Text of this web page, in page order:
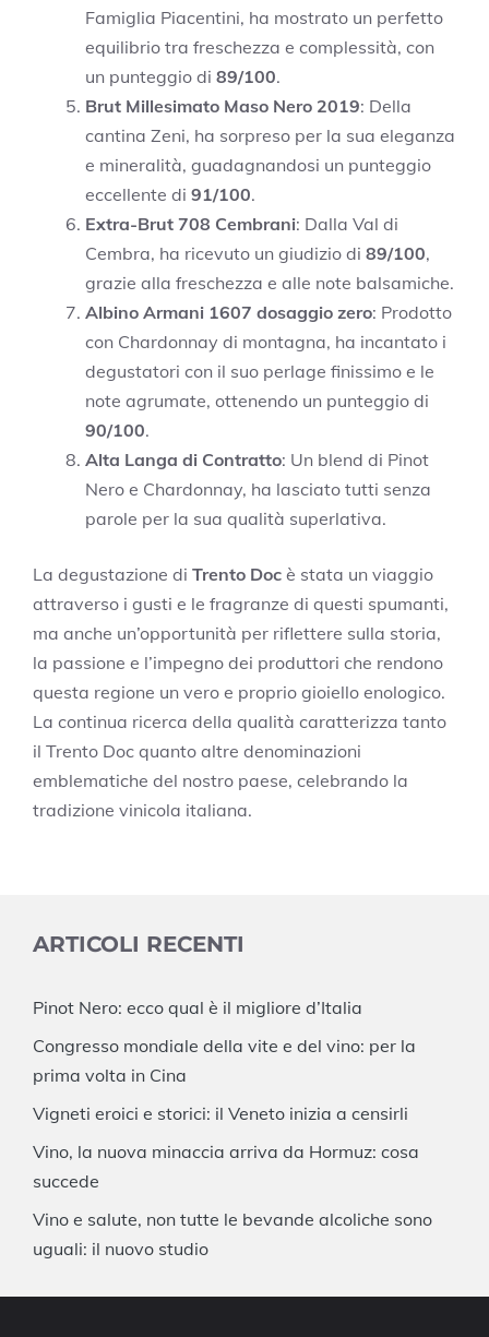
Famiglia Piacentini, ha mostrato un perfetto
equilibrio tra freschezza e complessità, con
un punteggio di 89/100.
Brut Millesimato Maso Nero 2019: Della
cantina Zeni, ha sorpreso per la sua eleganza
e mineralità, guadagnandosi un punteggio
eccellente di 91/100.
Extra-Brut 708 Cembrani: Dalla Val di
Cembra, ha ricevuto un giudizio di 89/100,
grazie alla freschezza e alle note balsamiche.
Albino Armani 1607 dosaggio zero: Prodotto
con Chardonnay di montagna, ha incantato i
degustatori con il suo perlage finissimo e le
note agrumate, ottenendo un punteggio di
90/100.
Alta Langa di Contratto: Un blend di Pinot
Nero e Chardonnay, ha lasciato tutti senza
parole per la sua qualità superlativa.
La degustazione di Trento Doc è stata un viaggio
attraverso i gusti e le fragranze di questi spumanti,
ma anche un’opportunità per riflettere sulla storia,
la passione e l’impegno dei produttori che rendono
questa regione un vero e proprio gioiello enologico.
La continua ricerca della qualità caratterizza tanto
il Trento Doc quanto altre denominazioni
emblematiche del nostro paese, celebrando la
tradizione vinicola italiana.
ARTICOLI RECENTI
Pinot Nero: ecco qual è il migliore d’Italia
Congresso mondiale della vite e del vino: per la
prima volta in Cina
Vigneti eroici e storici: il Veneto inizia a censirli
Vino, la nuova minaccia arriva da Hormuz: cosa
succede
Vino e salute, non tutte le bevande alcoliche sono
uguali: il nuovo studio